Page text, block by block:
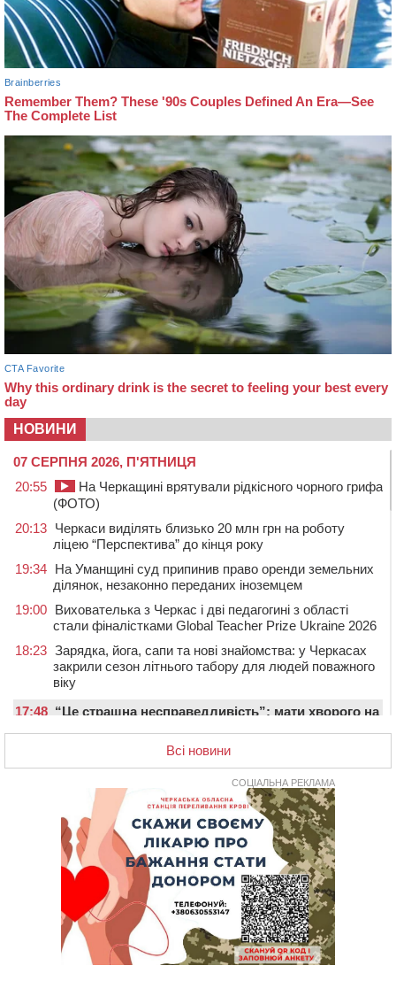
НОВИНИ
07 СЕРПНЯ 2026, П'ЯТНИЦЯ
20:55
На Черкащині врятували рідкісного чорного грифа
(ФОТО)
20:13 Черкаси виділять близько 20 млн грн на роботу
ліцею “Перспектива” до кінця року
19:34 На Уманщині суд припинив право оренди земельних
ділянок, незаконно переданих іноземцем
19:00 Вихователька з Черкас і дві педагогині з області
стали фіналістками Global Teacher Prize Ukraine 2026
18:23 Зарядка, йога, сапи та нові знайомства: у Черкасах
закрили сезон літнього табору для людей поважного
віку
17:48 “Це страшна несправедливість”: мати хворого на
ОВА виділити кошти на дороговартісні ліки
17:15 На Уманщині судитимуть колишню очільницю відділу
освіти через закупівлю електрики за завищеною
У Черкасах провели в останню путь двох
загиблих воїнів
До 1 вересня у Черкасах оновлюють дорожню
розмітку біля навчальних закладів (ФОТОФАКТ)
На честь загиблого захисника і чемпіона світу в
Черкасах відкрили спортивно-реабілітаційний центр
На Звенигородщині, попри заборону міськради,
Всі новини
СОЦІАЛЬНА РЕКЛАМА